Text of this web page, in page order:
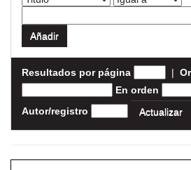
Resultados por página |
En orden
Autor/registro